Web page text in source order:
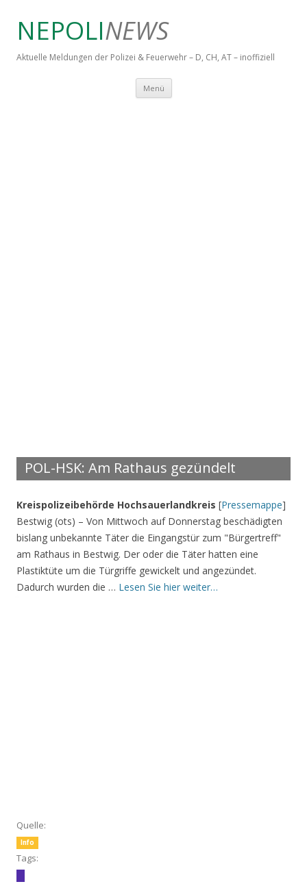
NEPOLINEWS
Aktuelle Meldungen der Polizei & Feuerwehr – D, CH, AT – inoffiziell
Menü Springe zum Inhalt
POL-HSK: Am Rathaus gezündelt
Kreispolizeibehörde Hochsauerlandkreis [Pressemappe]
Bestwig (ots) – Von Mittwoch auf Donnerstag beschädigten
bislang unbekannte Täter die Eingangstür zum "Bürgertreff"
am Rathaus in Bestwig. Der oder die Täter hatten eine
Plastiktüte um die Türgriffe gewickelt und angezündet.
Dadurch wurden die … Lesen Sie hier weiter…
Quelle:
Info
Tags: